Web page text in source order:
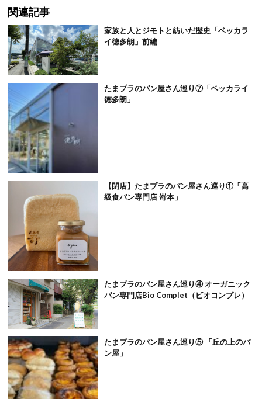
関連記事
家族と人とジモトと紡いだ歴史「ベッカラ
イ徳多朗」前編
たまプラのパン屋さん巡り⑦「ベッカライ
徳多朗」
【閉店】たまプラのパン屋さん巡り①「高
級食パン専門店 嵜本」
たまプラのパン屋さん巡り④ オーガニック
パン専門店Bio Complet（ビオコンプレ）
たまプラのパン屋さん巡り⑤ 「丘の上のパ
ン屋」